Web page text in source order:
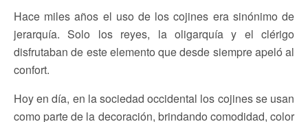
Hace miles años el uso de los cojines era sinónimo de
jerarquía. Solo los reyes, la oligarquía y el clérigo
disfrutaban de este elemento que desde siempre apeló al
confort.
Hoy en día, en la sociedad occidental los cojines se usan
como parte de la decoración, brindando comodidad, color